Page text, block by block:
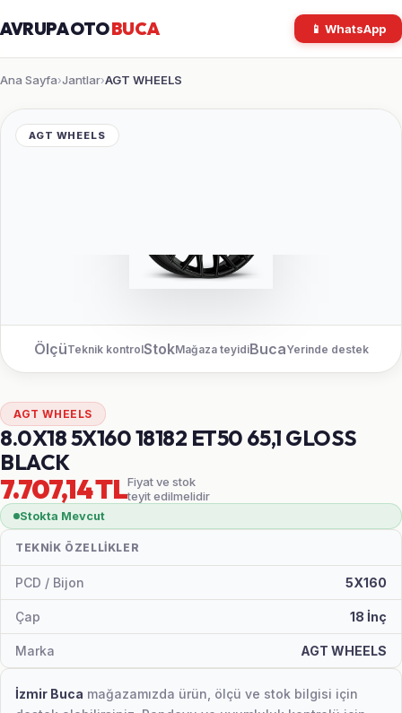
AVRUPA OTOBUCA 📱 WhatsApp
Ana Sayfa›Jantlar›AGT WHEELS
AGT WHEELS
ÖlçüTeknik kontrolStokMağaza teyidiBucaYerinde destek
AGT WHEELS
8.0X18 5X160 18182 ET50 65,1 GLOSS
BLACK
7.707,14 TLFiyat ve stok
teyit edilmelidir
Stokta Mevcut
TEKNIK ÖZELLIKLER
PCD / Bijon 5X160
Çap 18 İnç
Marka AGT WHEELS
İzmir Buca mağazamızda ürün, ölçü ve stok bilgisi için